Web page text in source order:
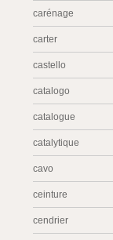
carénage
carter
castello
catalogo
catalogue
catalytique
cavo
ceinture
cendrier